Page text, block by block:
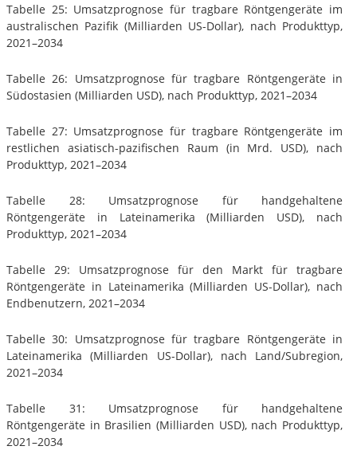
Tabelle 25: Umsatzprognose für tragbare Röntgengeräte im
australischen Pazifik (Milliarden US-Dollar), nach Produkttyp,
2021–2034
Tabelle 26: Umsatzprognose für tragbare Röntgengeräte in
Südostasien (Milliarden USD), nach Produkttyp, 2021–2034
Tabelle 27: Umsatzprognose für tragbare Röntgengeräte im
restlichen asiatisch-pazifischen Raum (in Mrd. USD), nach
Produkttyp, 2021–2034
Tabelle 28: Umsatzprognose für handgehaltene
Röntgengeräte in Lateinamerika (Milliarden USD), nach
Produkttyp, 2021–2034
Tabelle 29: Umsatzprognose für den Markt für tragbare
Röntgengeräte in Lateinamerika (Milliarden US-Dollar), nach
Endbenutzern, 2021–2034
Tabelle 30: Umsatzprognose für tragbare Röntgengeräte in
Lateinamerika (Milliarden US-Dollar), nach Land/Subregion,
2021–2034
Tabelle 31: Umsatzprognose für handgehaltene
Röntgengeräte in Brasilien (Milliarden USD), nach Produkttyp,
2021–2034